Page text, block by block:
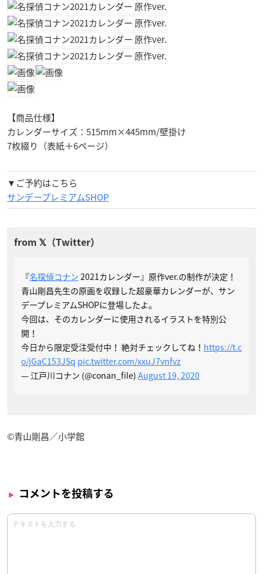
【商品仕様】
カレンダーサイズ：515mm×445mm/壁掛け
7枚綴り（表紙＋6ページ）
▼ご予約はこちら
サンデープレミアムSHOP
『名探偵コナン 2021カレンダー』原作ver.の制作が決定！
青山剛昌先生の原画を収録した超豪華カレンダーが、サン
デープレミアムSHOPに登場したよ。
今回は、そのカレンダーに使用されるイラストを特別公
開！
今日から限定受注受付中！ 絶対チェックしてね！ https://t.c
o/jGaC153JSq pic.twitter.com/xxuJ7vnfvz
— 江戸川コナン (@conan_file) August 19, 2020
©青山剛昌／小学館
コメントを投稿する